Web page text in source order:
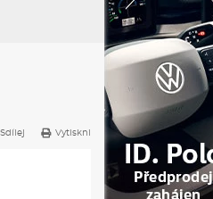
Sdílej Vytiskni